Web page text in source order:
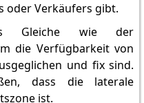
oder Verkäufers gibt.
Gleiche wie der
die Verfügbarkeit von
und fix sind.
dass die laterale
ist.